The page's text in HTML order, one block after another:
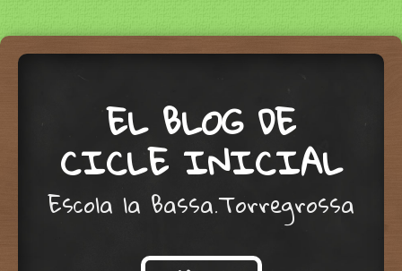
EL BLOG DE
CICLE INICIAL
Escola la Bassa.Torregrossa